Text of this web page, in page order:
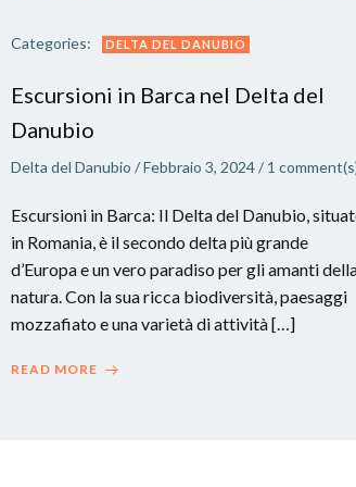
Categories: DELTA DEL DANUBIO
Escursioni in Barca nel Delta del
Danubio
Delta del Danubio /Febbraio 3, 2024/ 1
Escursioni in Barca: Il Delta del Danubio,
in Romania, è il secondo delta più grande
d’Europa e un vero paradiso per gli amanti
natura. Con la sua ricca biodiversità, paesaggi
mozzafiato e una varietà di attività […]
READ MORE